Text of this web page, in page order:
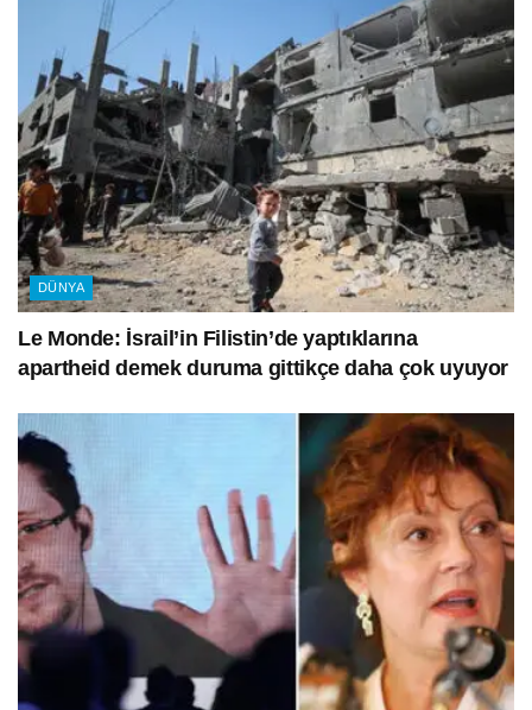
DÜNYA
Le Monde: İsrail’in Filistin’de yaptıklarına
apartheid demek duruma gittikçe daha çok uyuyor